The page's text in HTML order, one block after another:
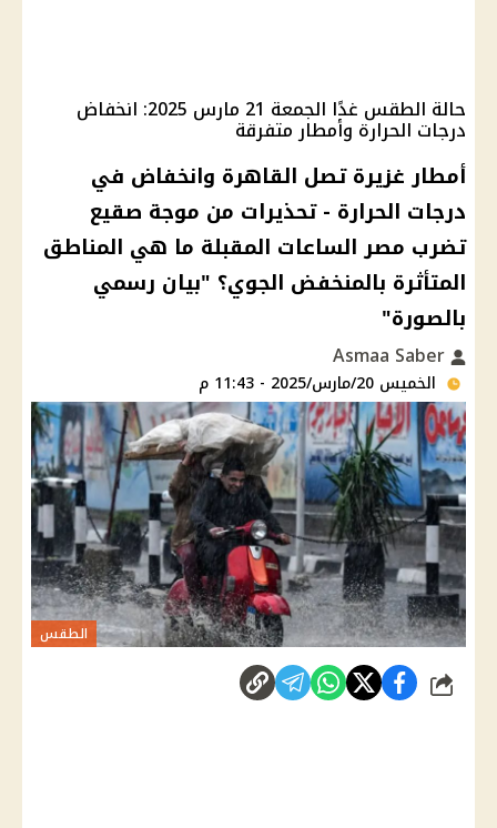
حالة الطقس غدًا الجمعة 21 مارس 2025: انخفاض
درجات الحرارة وأمطار متفرقة
أمطار غزيرة تصل القاهرة وانخفاض في
درجات الحرارة - تحذيرات من موجة صقيع
تضرب مصر الساعات المقبلة ما هي المناطق
المتأثرة بالمنخفض الجوي؟ "بيان رسمي
بالصورة"
الخميس 20/مارس/2025 - 11:43 م
الطقس
شارك